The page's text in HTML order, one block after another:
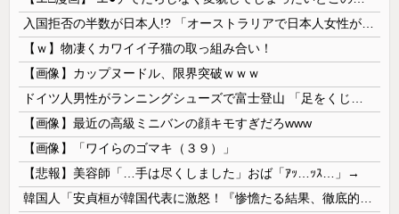
【ｗ】物凄くカワイイ子猫の取っ組み合い！
【画像】カップヌードル、限界突破ｗｗｗ
【画像】最近の高級ミニバンの顔キモすぎだろwww
【画像】「ワイらのゴマキ（３９）」
【悲報】美容師「…手は尽くしました」おば「ｱｯ…ｯｽ…」→